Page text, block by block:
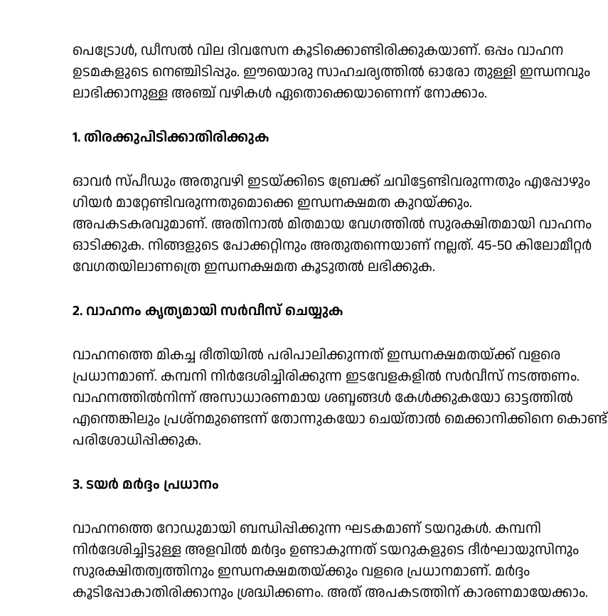
പെട്രോള്‍, ഡീസല്‍ വില ദിവസേന കൂടിക്കൊണ്ടിരിക്കുകയാണ്. ഒപ്പം വാഹന
ഉടമകളുടെ നെഞ്ചിടിപ്പും. ഈയൊരു സാഹചര്യത്തില്‍ ഓരോ തുള്ളി ഇന്ധനവും
ലാഭിക്കാനുള്ള അഞ്ച് വഴികള്‍ ഏതൊക്കെയാണെന്ന് നോക്കാം.
1. തിരക്കുപിടിക്കാതിരിക്കുക
ഓവര്‍ സ്പീഡും അതുവഴി ഇടയ്ക്കിടെ ബ്രേക്ക് ചവിട്ടേണ്ടിവരുന്നതും എപ്പോഴും
ഗിയര്‍ മാറ്റേണ്ടിവരുന്നതുമൊക്കെ ഇന്ധനക്ഷമത കുറയ്ക്കും.
അപകടകരവുമാണ്. അതിനാല്‍ മിതമായ വേഗത്തില്‍ സുരക്ഷിതമായി വാഹനം
ഓടിക്കുക. നിങ്ങളുടെ പോക്കറ്റിനും അതുതന്നെയാണ് നല്ലത്. 45-50 കിലോമീറ്റര്‍
വേഗതയിലാണത്രെ ഇന്ധനക്ഷമത കൂടുതല്‍ ലഭിക്കുക.
2. വാഹനം കൃത്യമായി സര്‍വീസ് ചെയ്യുക
വാഹനത്തെ മികച്ച രീതിയില്‍ പരിപാലിക്കുന്നത് ഇന്ധനക്ഷമതയ്ക്ക് വളരെ
പ്രധാനമാണ്. കമ്പനി നിര്‍ദേശിച്ചിരിക്കുന്ന ഇടവേളകളില്‍ സര്‍വീസ് നടത്തണം.
വാഹനത്തില്‍നിന്ന് അസാധാരണമായ ശബ്ദങ്ങള്‍ കേള്‍ക്കുകയോ ഓട്ടത്തില്‍
എന്തെങ്കിലും പ്രശ്‌നമുണ്ടെന്ന് തോന്നുകയോ ചെയ്താല്‍ മെക്കാനിക്കിനെ കൊണ്ട്
പരിശോധിപ്പിക്കുക.
3. ടയര്‍ മര്‍ദ്ദം പ്രധാനം
വാഹനത്തെ റോഡുമായി ബന്ധിപ്പിക്കുന്ന ഘടകമാണ് ടയറുകള്‍. കമ്പനി
നിര്‍ദേശിച്ചിട്ടുള്ള അളവില്‍ മര്‍ദ്ദം ഉണ്ടാകുന്നത് ടയറുകളുടെ ദീര്‍ഘായുസിനും
സുരക്ഷിതത്വത്തിനും ഇന്ധനക്ഷമതയ്ക്കും വളരെ പ്രധാനമാണ്. മര്‍ദ്ദം
കൂടിപ്പോകാതിരിക്കാനും ശ്രദ്ധിക്കണം. അത് അപകടത്തിന് കാരണമായേക്കാം.